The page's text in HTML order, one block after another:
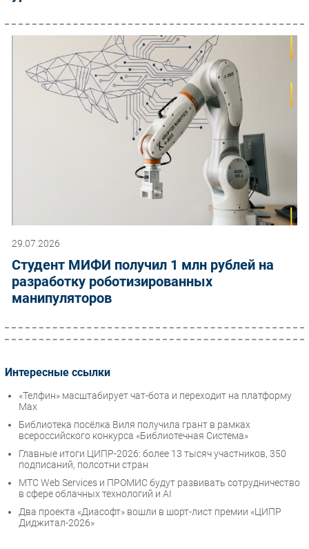
29.07.2026
Студент МИФИ получил 1 млн рублей на
разработку роботизированных
манипуляторов
Интересные ссылки
«Телфин» масштабирует чат-бота и переходит на платформу
Max
Библиотека посёлка Виля получила грант в рамках
всероссийского конкурса «Библиотечная Система»
Главные итоги ЦИПР-2026: более 13 тысяч участников, 350
подписаний, полсотни стран
МТС Web Services и ПРОМИС будут развивать сотрудничество
в сфере облачных технологий и AI
Два проекта «Диасофт» вошли в шорт-лист премии «ЦИПР
Диджитал-2026»